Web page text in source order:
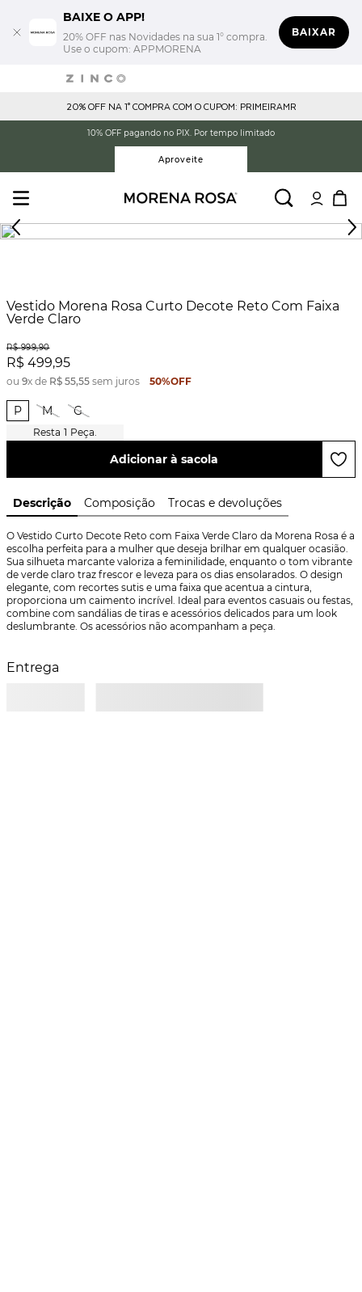
BAIXE O APP!
20% OFF nas Novidades na sua 1° compra.
Use o cupom: APPMORENA
BAIXAR
20% OFF NA 1° COMPRA COM O CUPOM: PRIMEIRAMR
10% OFF pagando no PIX. Por tempo limitado
Aproveite
Vestido Morena Rosa Curto Decote Reto Com Faixa
Verde Claro
R$ 999,90
R$ 499,95
ou 9x de R$ 55,55 sem juros 50%OFF
P M G
1 Peça.
Adicionar à sacola
Descrição Composição Trocas e devoluções
O Vestido Curto Decote Reto com Faixa Verde Claro da Morena Rosa é a
escolha perfeita para a mulher que deseja brilhar em qualquer ocasião.
Sua silhueta marcante valoriza a feminilidade, enquanto o tom vibrante
de verde claro traz frescor e leveza para os dias ensolarados. O design
elegante, com recortes sutis e uma faixa que acentua a cintura,
proporciona um caimento incrível. Ideal para eventos casuais ou festas,
combine com sandálias de tiras e acessórios delicados para um look
deslumbrante. Os acessórios não acompanham a peça.
Entrega